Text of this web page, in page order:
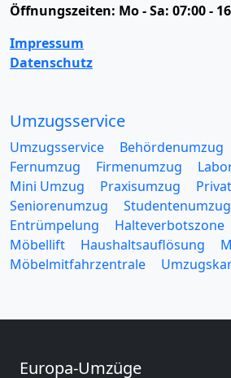
Öffnungszeiten: Mo - Sa: 07:00 -
Impressum
Datenschutz
Umzugsservice
Umzugsservice Behördenumzug
Fernumzug
Firmenumzug
Mini Umzug
Praxisumzug
Seniorenumzug
Studentenumzug
Entrümpelung
Halteverbotszone
Möbellift
Haushaltsauflösung
Möbelmitfahrzentrale
Europa-Umzüge